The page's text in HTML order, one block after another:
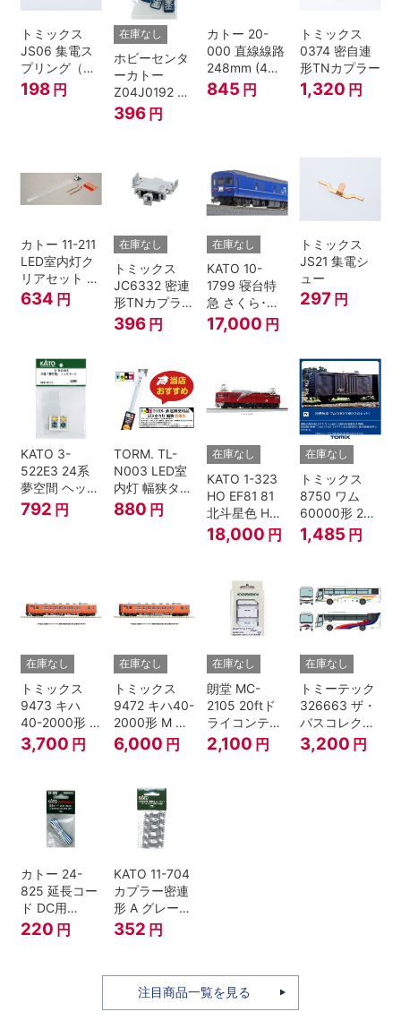
トミックス
JS06 集電ス
プリング（Ｌ
=7.5mm・4個
入） 鉄道模型
198 円
在庫なし
ホビーセンタ
ーカトー
Z04J0192 ク
モハ115 横須
賀色 ジャンパ
396 円
カトー 20-
000 直線線路
248mm (4本
入) Nゲージ
845 円
トミックス
0374 密自連
形TNカプラー
1,320 円
カトー 11-211
LED室内灯ク
リアセット N
ゲージ
634 円
在庫なし
トミックス
JC6332 密連
形TNカプラー
(SPグレー電
連付・211系)
396 円
在庫なし
KATO 10-
1799 寝台特
急 さくら･は
やぶさ/富士
24系 9両セッ
17,000 円
トミックス
JS21 集電シ
ュー
297 円
KATO 3-
522E3 24系
夢空間 ヘッド
マーク 4種各1
792 円
TORM. TL-
N003 LED室
内灯 幅狭タイ
プ・電球色 1
本 鉄道模型
880 円
在庫なし
KATO 1-323
HO EF81 81
北斗星色 HO
ゲージ
18,000 円
在庫なし
トミックス
8750 ワム
60000形 2両
セット Nゲー
ジ
1,485 円
在庫なし
トミックス
9473 キハ
40-2000形 T
Nゲージ
3,700 円
在庫なし
トミックス
9472 キハ40-
2000形 M N
ゲージ
6,000 円
在庫なし
朗堂 MC-
2105 20ftド
ライコンテナ
タイプ
TRANCY
2,100 円
在庫なし
トミーテック
326663 ザ・
バスコレクシ
ョン 西日本鉄
道・九州産交
3,200 円
カトー 24-
825 延長コー
ド DC用
(90cm）
220 円
KATO 11-704
カプラー密連
形 A グレー
(20個入) (ア
ーノルドカプ
352 円
注目商品一覧を見る